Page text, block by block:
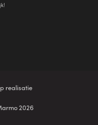
realisatie
2026